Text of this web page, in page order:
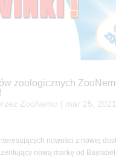
zoologicznych
ZooNemo mar 25, 2021
nowości z nowej
nową markę od Baylabel